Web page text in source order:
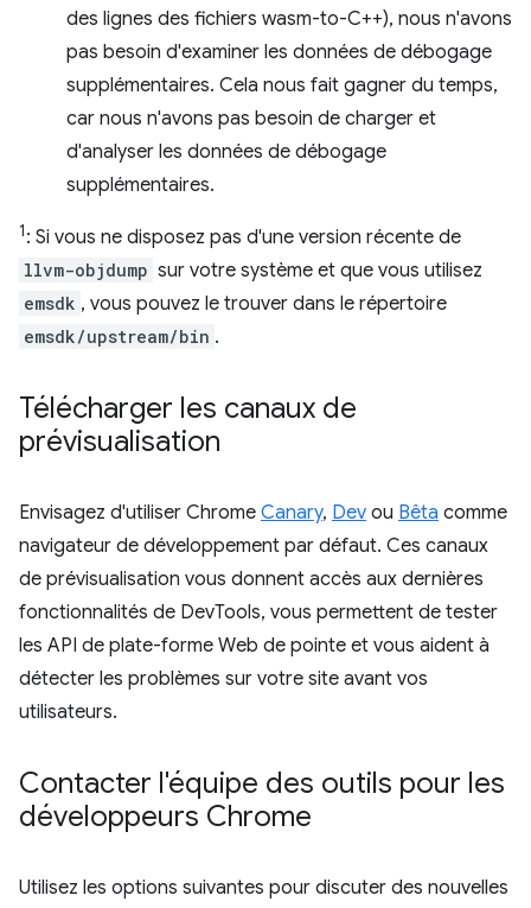
des lignes des fichiers wasm-to-C++), nous n'avons
pas besoin d'examiner les données de débogage
supplémentaires. Cela nous fait gagner du temps,
car nous n'avons pas besoin de charger et
d'analyser les données de débogage
supplémentaires.
1: Si vous ne disposez pas d'une version récente de
llvm-objdump sur votre système et que vous utilisez
emsdk , vous pouvez le trouver dans le répertoire
emsdk/upstream/bin .
Télécharger les canaux de
prévisualisation
Envisagez d'utiliser Chrome Canary, Dev ou Bêta comme
navigateur de développement par défaut. Ces canaux
de prévisualisation vous donnent accès aux dernières
fonctionnalités de DevTools, vous permettent de tester
les API de plate-forme Web de pointe et vous aident à
détecter les problèmes sur votre site avant vos
utilisateurs.
Contacter l'équipe des outils pour les
développeurs Chrome
Utilisez les options suivantes pour discuter des nouvelles